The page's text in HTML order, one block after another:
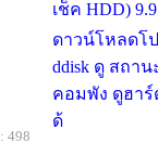
เช็ค HDD)
ดาวน์โหลดโ
ddisk ดู สถา
คอมพัง ดูฮาร์
ด้
498